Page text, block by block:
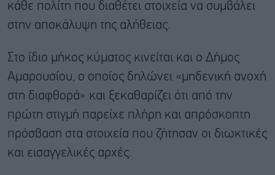
κάθε πολίτη που διαθέτει στοιχεία να συμβάλει
στην αποκάλυψη της αλήθειας.
Στο ίδιο μήκος κύματος κινείται και ο Δήμος
Αμαρουσίου, ο οποίος δηλώνει «μηδενική ανοχή
στη διαφθορά» και ξεκαθαρίζει ότι από την
πρώτη στιγμή παρείχε πλήρη και απρόσκοπτη
πρόσβαση στα στοιχεία που ζήτησαν οι διωκτικές
και εισαγγελικές αρχές.